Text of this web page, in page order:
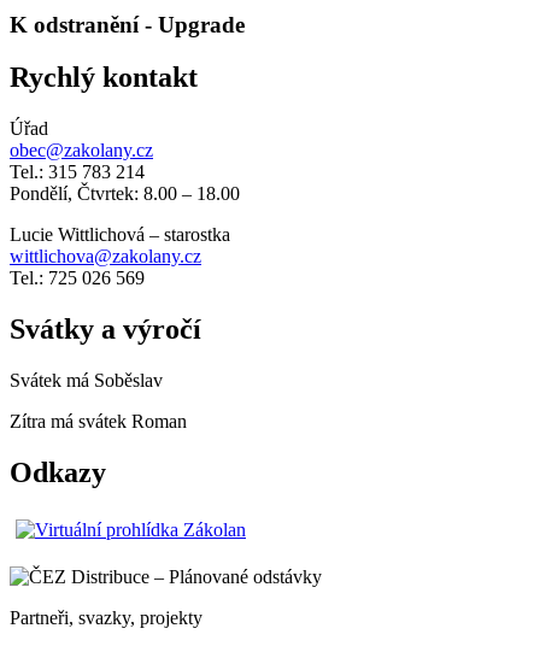
K odstranění - Upgrade
Rychlý kontakt
Úřad
obec@zakolany.cz
Tel.: 315 783 214
Pondělí, Čtvrtek: 8.00 – 18.00
Lucie Wittlichová – starostka
wittlichova@zakolany.cz
Tel.: 725 026 569
Svátky a výročí
Svátek má Soběslav
Zítra má svátek Roman
Odkazy
Partneři, svazky, projekty